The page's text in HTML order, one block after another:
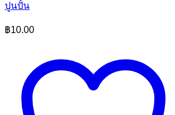
ปูนปั้น
฿10.00